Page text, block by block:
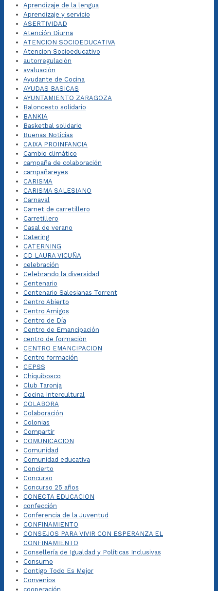
Aprendizaje de la lengua
Aprendizaje y servicio
ASERTIVIDAD
Atención Diurna
ATENCION SOCIOEDUCATIVA
Atencion Socioeducativo
autorregulación
avaluación
Ayudante de Cocina
AYUDAS BASICAS
AYUNTAMIENTO ZARAGOZA
Baloncesto solidario
BANKIA
Basketbal solidario
Buenas Noticias
CAIXA PROINFANCIA
Cambio climático
campaña de colaboración
campañareyes
CARISMA
CARISMA SALESIANO
Carnaval
Carnet de carretillero
Carretillero
Casal de verano
Catering
CATERNING
CD LAURA VICUÑA
celebración
Celebrando la diversidad
Centenario
Centenario Salesianas Torrent
Centro Abierto
Centro Amigos
Centro de Día
Centro de Emancipación
centro de formación
CENTRO EMANCIPACION
Centro formación
CEPSS
Chiquibosco
Club Taronja
Cocina Intercultural
COLABORA
Colaboración
Colonias
Compartir
COMUNICACION
Comunidad
Comunidad educativa
Concierto
Concurso
Concurso 25 años
CONECTA EDUCACION
confección
Conferencia de la Juventud
CONFINAMIENTO
CONSEJOS PARA VIVIR CON ESPERANZA EL
CONFINAMIENTO
Consellería de Igualdad y Políticas Inclusivas
Consumo
Contigo Todo Es Mejor
Convenios
cooperación